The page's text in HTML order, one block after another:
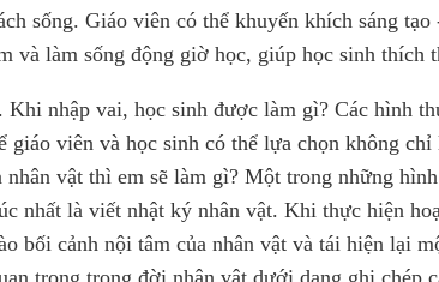
sống. Giáo viên có thể khuyến khích sáng
và làm sống động giờ học, giúp học sinh thích
Khi nhập vai, học sinh được làm gì? Các hình
giáo viên và học sinh có thể lựa chọn không
nhân vật thì em sẽ làm gì? Một trong những
nhất là viết nhật ký nhân vật. Khi thực hiện
bối cảnh nội tâm của nhân vật và tái hiện lại
trọng trong đời nhân vật dưới dạng ghi chép